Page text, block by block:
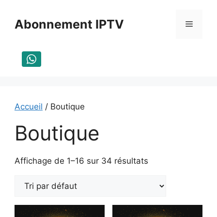
contenuAbonnement IPTV Menu
Accueil / Boutique
Boutique
Affichage de 1–16 sur 34 résultats